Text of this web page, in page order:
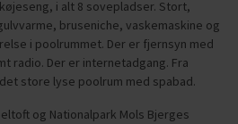
i alt 8 sovepladser. Stort,
bruseniche, vaskemaskine og
i poolrummet. Der er fjernsyn med
radio. Der er internetadgang. Fra
store lyse poolrum med spabad.
og Nationalpark Mols Bjerges